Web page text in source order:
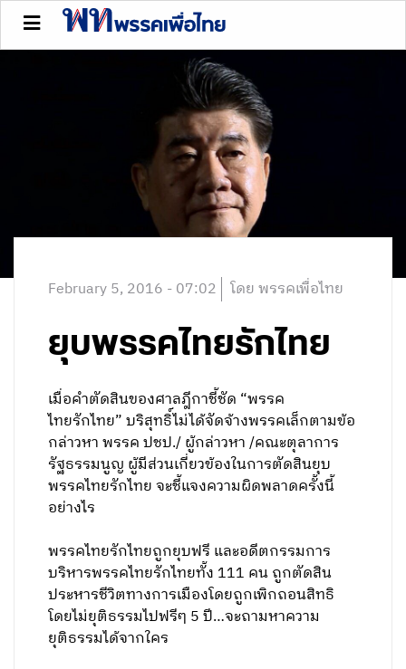
February 5, 2016 - 07:02 โดย พรรคเพื่อไทย
ยุบพรรคไทยรักไทย
เมื่อคำตัดสินของศาลฎีกาชี้ชัด “พรรค
ไทยรักไทย” บริสุทธิ์ไม่ได้จัดจ้างพรรคเล็กตามข้อ
กล่าวหา พรรค ปชป./ ผู้กล่าวหา /คณะตุลาการ
รัฐธรรมนูญ ผู้มีส่วนเกี่ยวข้องในการตัดสินยุบ
พรรคไทยรักไทย จะชี้แจงความผิดพลาดครั้งนี้
อย่างไร
พรรคไทยรักไทยถูกยุบฟรี และอดีตกรรมการ
บริหารพรรคไทยรักไทยทั้ง 111 คน ถูกตัดสิน
ประหารชีวิตทางการเมืองโดยถูกเพิกถอนสิทธิ
โดยไม่ยุติธรรมไปฟรีๆ 5 ปี…จะถามหาความ
ยุติธรรมได้จากใคร